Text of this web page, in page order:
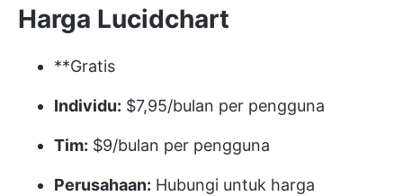
Harga Lucidchart
**Gratis
Individu: $7,95/bulan per pengguna
Tim: $9/bulan per pengguna
Perusahaan: Hubungi untuk harga